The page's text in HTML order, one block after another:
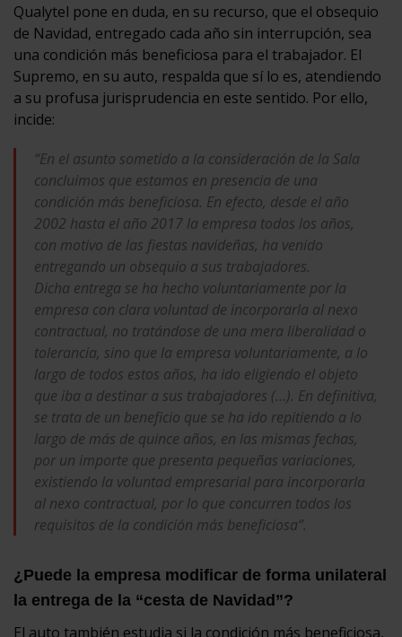
Qualytel pone en duda, en su recurso, que el obsequio
de Navidad, entregado cada año sin interrupción, sea
una condición más beneficiosa para el trabajador. El
Supremo, en su auto, respalda que sí lo es, atendiendo
a su profusa jurisprudencia en este sentido. Por ello,
incide:
“En el asunto sometido a la consideración de la Sala
concluimos que estamos en presencia de una
condición más beneficiosa. En efecto, desde el año
2002 hasta el año 2017 la empresa todos los años,
con motivo de las fiestas navideñas, ha venido
entregando un obsequio a sus trabajadores.
Dicha entrega se ha hecho voluntariamente por la
empresa con clara voluntad de incorporarla al nexo
contractual, no tratándose de una mera liberalidad o
tolerancia, sino que la empresa voluntariamente, a lo
largo de todos estos años, ha ido eligiendo el objeto
que iba a destinar a sus trabajadores (…). En definitiva,
se trata de un beneficio que se ha ido repitiendo a lo
largo de más de quince años, en las mismas fechas,
por un importe que presenta pequeñas variaciones,
existiendo la voluntad empresarial para incorporarla
al nexo contractual, por lo que concurren todos los
requisitos de la condición más beneficiosa”.
¿Puede la empresa modificar de forma unilateral
la entrega de la “cesta de Navidad”?
El auto también estudia si la condición más beneficiosa,